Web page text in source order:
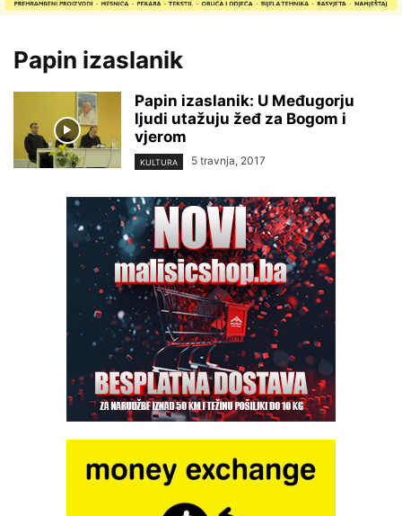
Papin izaslanik
​Papin izaslanik: U Međugorju
ljudi utažuju žeđ za Bogom i
vjerom
KULTURA 5 travnja, 2017